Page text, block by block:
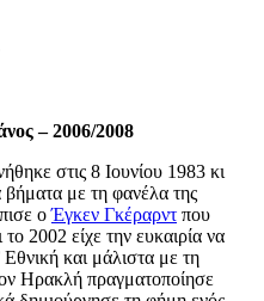
– 2006/2008
στις 8 Ιουνίου 1983 κι
με τη φανέλα της
οΈγκεν Γκέραρντ που
2002 είχε την ευκαιρία να
και μάλιστα με τη
Ηρακλή πραγματοποίησε